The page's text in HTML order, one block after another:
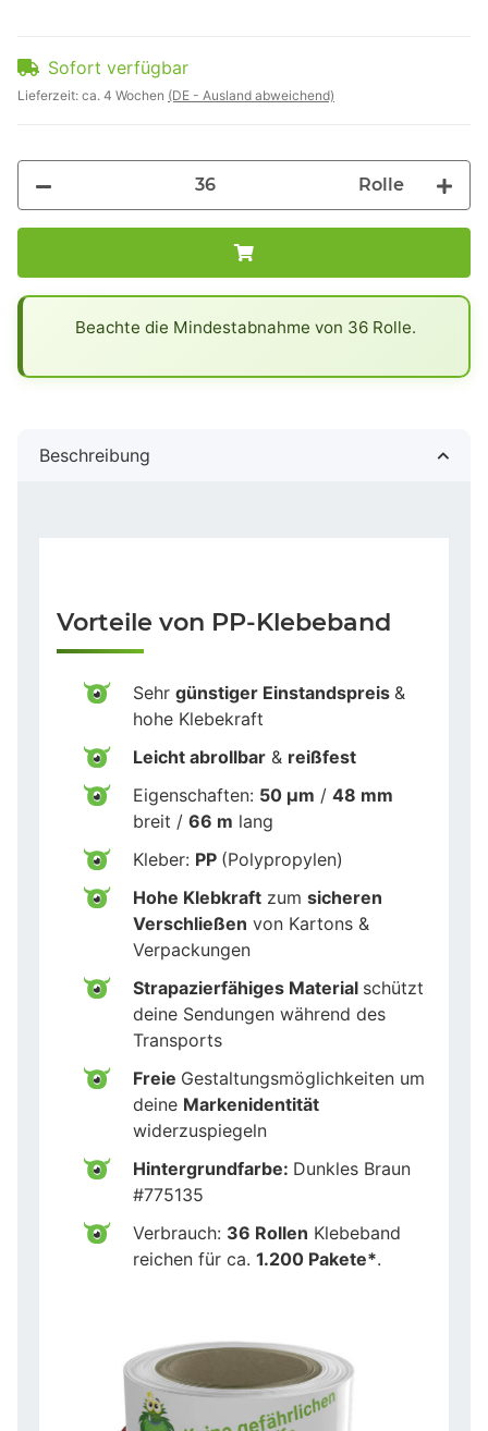
Sofort verfügbar
Lieferzeit: ca. 4 Wochen (DE - Ausland abweichend)
Rolle
Beachte die Mindestabnahme von 36 Rolle.
Beschreibung
Vorteile von PP-Klebeband
Sehr günstiger Einstandspreis &
hohe Klebekraft
Leicht abrollbar & reißfest
Eigenschaften: 50 µm / 48 mm
breit / 66 m lang
Kleber: PP (Polypropylen)
Hohe Klebkraft zum sicheren
Verschließen von Kartons &
Verpackungen
Strapazierfähiges Material schützt
deine Sendungen während des
Transports
Freie Gestaltungsmöglichkeiten um
deine Markenidentität
widerzuspiegeln
Hintergrundfarbe: Dunkles Braun
#775135
Verbrauch: 36 Rollen Klebeband
reichen für ca. 1.200 Pakete*.